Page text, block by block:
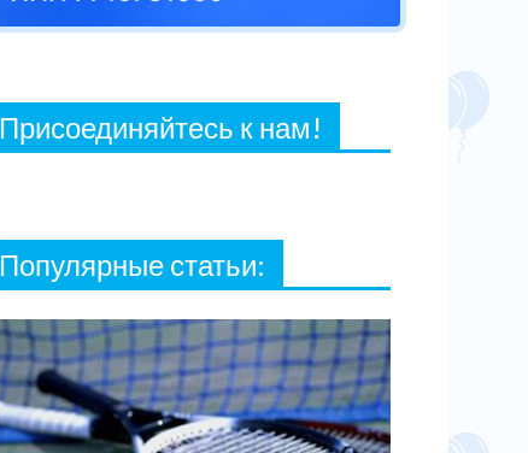
27 ФЕВРАЛЯ, 2021
Присоединяйтесь к нам!
Популярные статьи: